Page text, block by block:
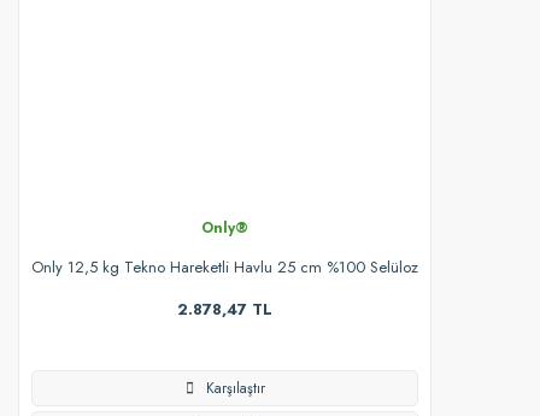
Only®
Only 12,5 kg Tekno Hareketli Havlu 25 cm %100 Selüloz
2.878,47 TL
Karşılaştır